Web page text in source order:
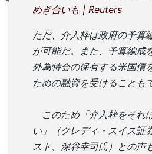
めぎ合いも | Reuters
ただ、介入枠は政府の予算
が可能だ。また、予算編成
外為特会の保有する米国債
ための融資を受けることも
このため「介入枠をそれ
い」（クレディ・スイス証
スト、深谷幸司氏）との声